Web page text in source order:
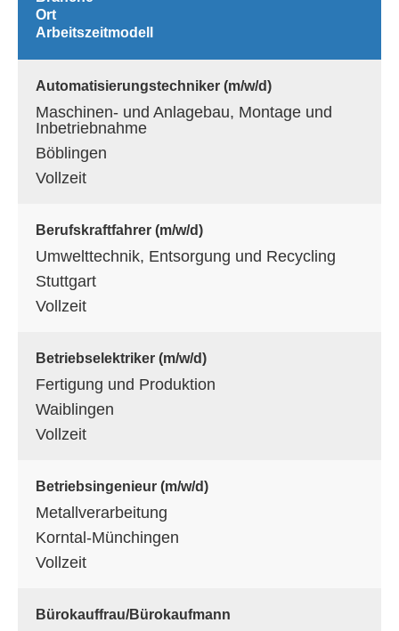
Ort
Arbeitszeitmodell
Bürokauffrau/Bürokaufmann
Betriebsingenieur (m/w/d)
Metallverarbeitung
Korntal-Münchingen
Vollzeit
Betriebselektriker (m/w/d)
Fertigung und Produktion
Waiblingen
Vollzeit
Berufskraftfahrer (m/w/d)
Umwelttechnik, Entsorgung und Recycling
Stuttgart
Vollzeit
Automatisierungstechniker (m/w/d)
Maschinen- und Anlagebau, Montage und
Inbetriebnahme
Böblingen
Vollzeit